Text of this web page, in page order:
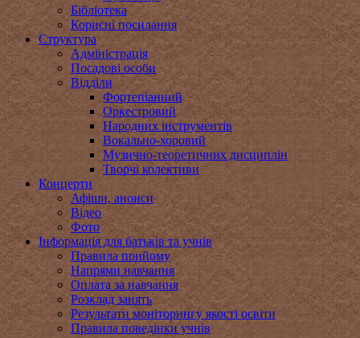
Бібліотека
Корисні посилання
Структура
Адміністрація
Посадові особи
Відділи
Фортепіанний
Оркестровий
Народних інструментів
Вокально-хоровий
Музично-теоретичних дисциплін
Творчі колективи
Концерти
Афіши, анонси
Відео
Фото
Інформація для батьків та учнів
Правила прийому
Напрями навчання
Оплата за навчання
Розклад занять
Результати моніторингу якості освіти
Правила поведінки учнів